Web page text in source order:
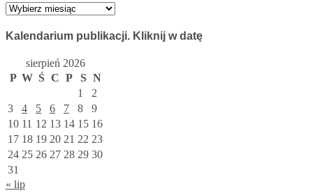
Archiwum
Kalendarium publikacji. Kliknij w datę
sierpień 2026
P W Ś C P S N
1
2
3
4 5 6 7 8
9
10 11 12 13 14 15 16
17 18 19 20 21 22 23
24 25 26 27 28 29 30
31
« lip